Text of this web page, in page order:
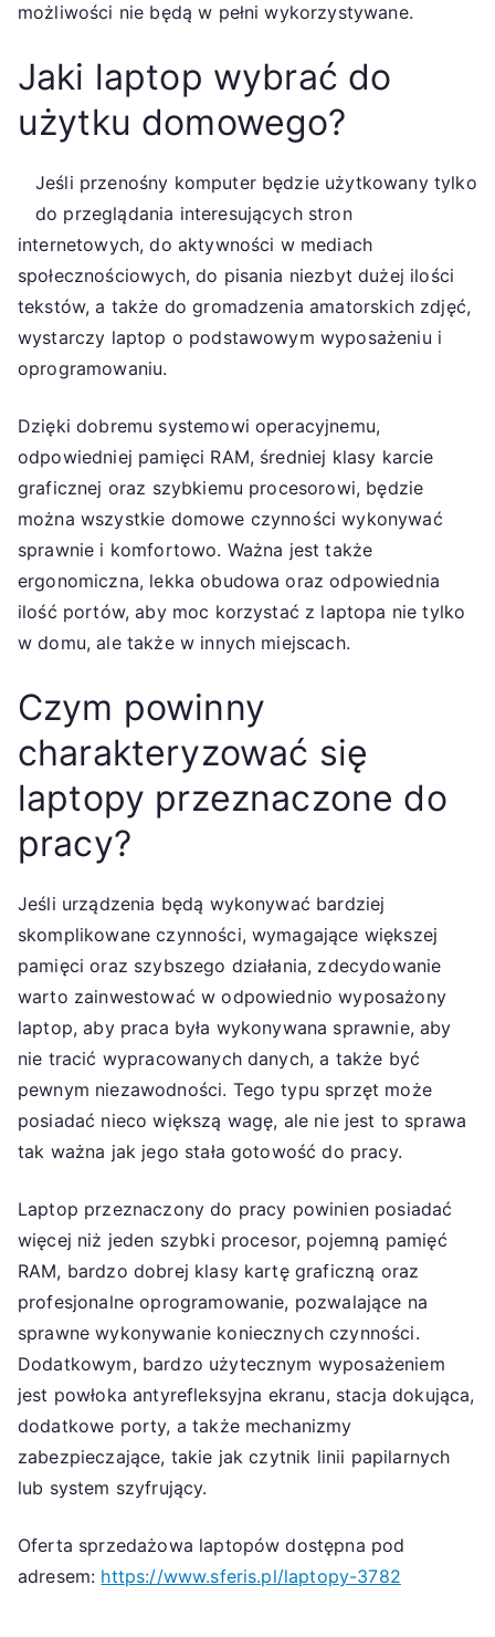
możliwości nie będą w pełni wykorzystywane.
Jaki laptop wybrać do
użytku domowego?
Jeśli przenośny komputer będzie użytkowany tylko
do przeglądania interesujących stron
internetowych, do aktywności w mediach
społecznościowych, do pisania niezbyt dużej ilości
tekstów, a także do gromadzenia amatorskich zdjęć,
wystarczy laptop o podstawowym wyposażeniu i
oprogramowaniu.
Dzięki dobremu systemowi operacyjnemu,
odpowiedniej pamięci RAM, średniej klasy karcie
graficznej oraz szybkiemu procesorowi, będzie
można wszystkie domowe czynności wykonywać
sprawnie i komfortowo. Ważna jest także
ergonomiczna, lekka obudowa oraz odpowiednia
ilość portów, aby moc korzystać z laptopa nie tylko
w domu, ale także w innych miejscach.
Czym powinny
charakteryzować się
laptopy przeznaczone do
pracy?
Jeśli urządzenia będą wykonywać bardziej
skomplikowane czynności, wymagające większej
pamięci oraz szybszego działania, zdecydowanie
warto zainwestować w odpowiednio wyposażony
laptop, aby praca była wykonywana sprawnie, aby
nie tracić wypracowanych danych, a także być
pewnym niezawodności. Tego typu sprzęt może
posiadać nieco większą wagę, ale nie jest to sprawa
tak ważna jak jego stała gotowość do pracy.
Laptop przeznaczony do pracy powinien posiadać
więcej niż jeden szybki procesor, pojemną pamięć
RAM, bardzo dobrej klasy kartę graficzną oraz
profesjonalne oprogramowanie, pozwalające na
sprawne wykonywanie koniecznych czynności.
Dodatkowym, bardzo użytecznym wyposażeniem
jest powłoka antyrefleksyjna ekranu, stacja dokująca,
dodatkowe porty, a także mechanizmy
zabezpieczające, takie jak czytnik linii papilarnych
lub system szyfrujący.
Oferta sprzedażowa laptopów dostępna pod
adresem: https://www.sferis.pl/laptopy-3782